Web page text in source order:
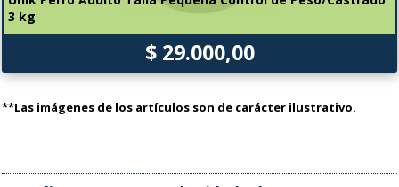
3 kg
$ 29.000,00
**Las imágenes de los artículos son de carácter ilustrativo.